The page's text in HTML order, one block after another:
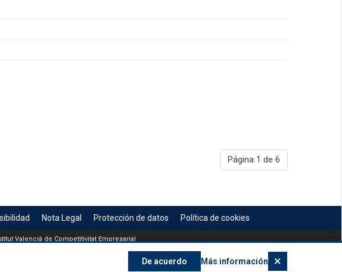
Página 1 de 6
Nota Legal Protección de datos Política de cookies
Valencià de Competitivitat Empresarial
De acuerdo Más información ×